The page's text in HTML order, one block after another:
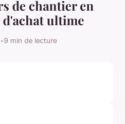
de chantier en
d'achat ultime
•9 min de lecture